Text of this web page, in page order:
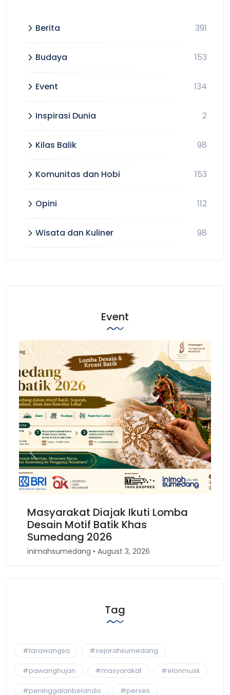
Berita 391
Budaya 153
Event 134
Inspirasi Dunia 2
Kilas Balik 98
Komunitas dan Hobi 153
Opini 112
Wisata dan Kuliner 98
Event
Diajak Ikuti Lomba
Motif Batik Khas
2026
• August 3, 2026
Karnaval
Previous Next
Tag
#tarawangsa #sejarahsumedang
#pawanghujan #masyarakat #elonmusk
#peninggalanbelanda #perses